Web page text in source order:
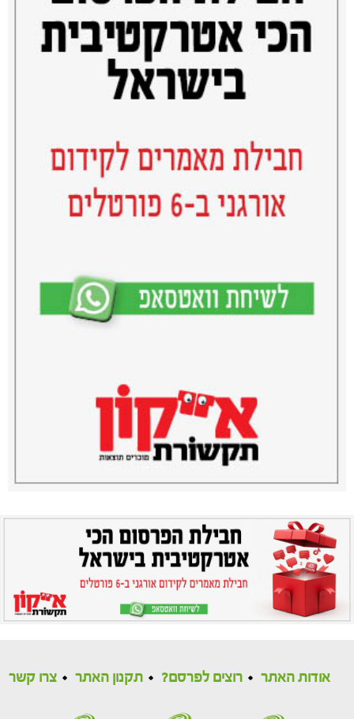
אודות האתר רוצים לפרסם? תקנון האתר צרו קשר